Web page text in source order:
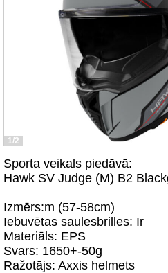
1/2
Sporta veikals piedāvā:
Hawk SV Judge (M) B2
Izmērs:m (57-58cm)
Iebuvētas saulesbrilles: Ir
Materiāls: EPS
Svars: 1650+-50g
Ražotājs: Axxis helmets